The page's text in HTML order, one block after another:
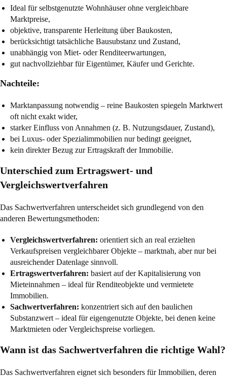
Ideal für selbstgenutzte Wohnhäuser ohne vergleichbare
Marktpreise,
objektive, transparente Herleitung über Baukosten,
berücksichtigt tatsächliche Bausubstanz und Zustand,
unabhängig von Miet- oder Renditeerwartungen,
gut nachvollziehbar für Eigentümer, Käufer und Gerichte.
Nachteile:
Marktanpassung notwendig – reine Baukosten spiegeln Marktwert
oft nicht exakt wider,
starker Einfluss von Annahmen (z. B. Nutzungsdauer, Zustand),
bei Luxus- oder Spezialimmobilien nur bedingt geeignet,
kein direkter Bezug zur Ertragskraft der Immobilie.
Unterschied zum Ertragswert- und
Vergleichswertverfahren
Das Sachwertverfahren unterscheidet sich grundlegend von den
anderen Bewertungsmethoden:
Vergleichswertverfahren: orientiert sich an real erzielten
Verkaufspreisen vergleichbarer Objekte – marktnah, aber nur bei
ausreichender Datenlage sinnvoll.
Ertragswertverfahren: basiert auf der Kapitalisierung von
Mieteinnahmen – ideal für Renditeobjekte und vermietete
Immobilien.
Sachwertverfahren: konzentriert sich auf den baulichen
Substanzwert – ideal für eigengenutzte Objekte, bei denen keine
Marktmieten oder Vergleichspreise vorliegen.
Wann ist das Sachwertverfahren die richtige Wahl?
Das Sachwertverfahren eignet sich besonders für Immobilien, deren